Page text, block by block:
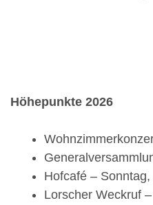
Höhepunkte 2026
Hofcafé – Sonntag,
Lorscher Weckruf